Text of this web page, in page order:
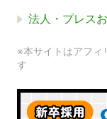
法人・プレス
※本サイトはアフィ
す